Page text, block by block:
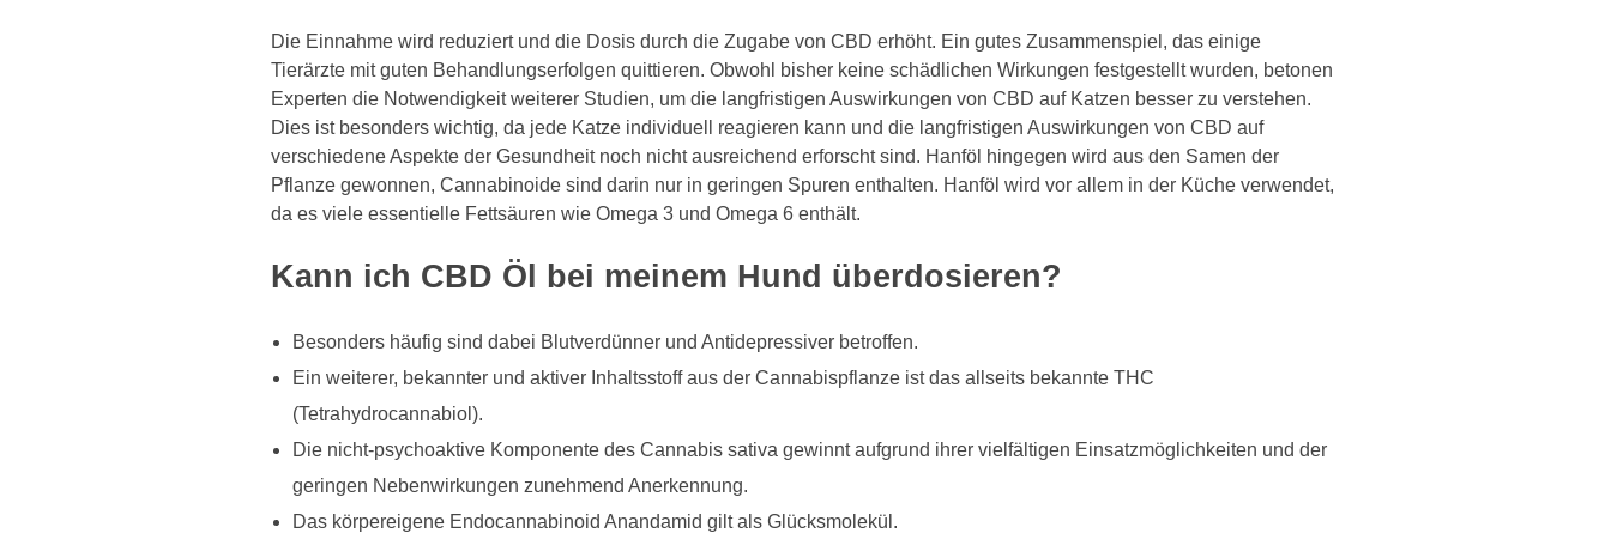
Die Einnahme wird reduziert und die Dosis durch die Zugabe von CBD erhöht. Ein gutes Zusammenspiel, das einige
Tierärzte mit guten Behandlungserfolgen quittieren. Obwohl bisher keine schädlichen Wirkungen festgestellt wurden, betonen
Experten die Notwendigkeit weiterer Studien, um die langfristigen Auswirkungen von CBD auf Katzen besser zu verstehen.
Dies ist besonders wichtig, da jede Katze individuell reagieren kann und die langfristigen Auswirkungen von CBD auf
verschiedene Aspekte der Gesundheit noch nicht ausreichend erforscht sind. Hanföl hingegen wird aus den Samen der
Pflanze gewonnen, Cannabinoide sind darin nur in geringen Spuren enthalten. Hanföl wird vor allem in der Küche verwendet,
da es viele essentielle Fettsäuren wie Omega 3 und Omega 6 enthält.
Kann ich CBD Öl bei meinem Hund überdosieren?
Besonders häufig sind dabei Blutverdünner und Antidepressiver betroffen.
Ein weiterer, bekannter und aktiver Inhaltsstoff aus der Cannabispflanze ist das allseits bekannte THC
(Tetrahydrocannabiol).
Die nicht-psychoaktive Komponente des Cannabis sativa gewinnt aufgrund ihrer vielfältigen Einsatzmöglichkeiten und der
geringen Nebenwirkungen zunehmend Anerkennung.
Das körpereigene Endocannabinoid Anandamid gilt als Glücksmolekül.